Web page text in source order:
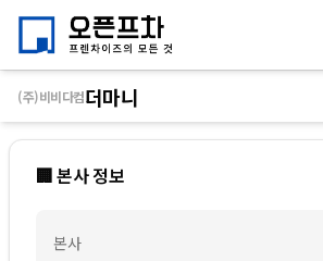
🏢 본사 정보
본사
(주)비비다컴더마니